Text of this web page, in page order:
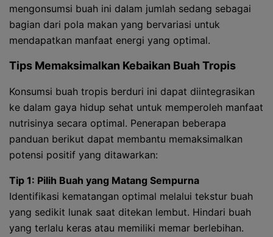
mengonsumsi buah ini dalam jumlah sedang sebagai
bagian dari pola makan yang bervariasi untuk
mendapatkan manfaat energi yang optimal.
Tips Memaksimalkan Kebaikan Buah Tropis
Konsumsi buah tropis berduri ini dapat diintegrasikan
ke dalam gaya hidup sehat untuk memperoleh manfaat
nutrisinya secara optimal. Penerapan beberapa
panduan berikut dapat membantu memaksimalkan
potensi positif yang ditawarkan:
Tip 1: Pilih Buah yang Matang Sempurna
Identifikasi kematangan optimal melalui tekstur buah
yang sedikit lunak saat ditekan lembut. Hindari buah
yang terlalu keras atau memiliki memar berlebihan.